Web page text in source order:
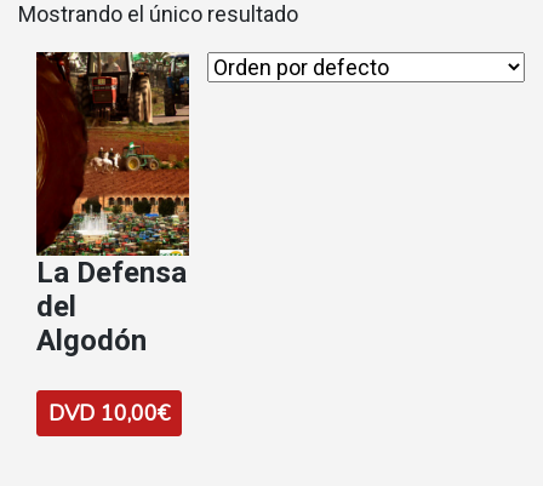
Mostrando el único resultado
La Defensa
del
Algodón
DVD 10,00€